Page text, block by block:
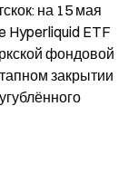
на 15 мая
Hyperliquid ETF
фондовой
закрытии